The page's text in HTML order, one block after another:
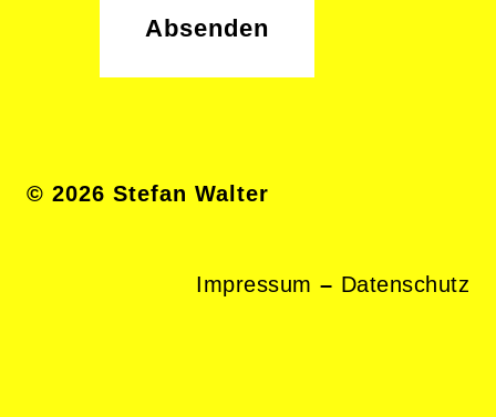
© 2026 Stefan Walter
Impressum – Datenschutz